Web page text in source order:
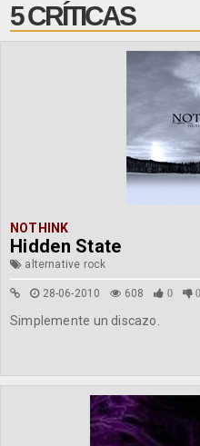
5 CRÍTICAS
NOTHINK
Hidden State
alternative rock
28-06-2010 608 0 0
Simplemente un discazo.